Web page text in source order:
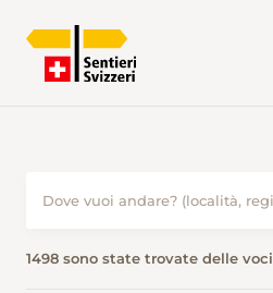
1498 sono state trovate delle voci